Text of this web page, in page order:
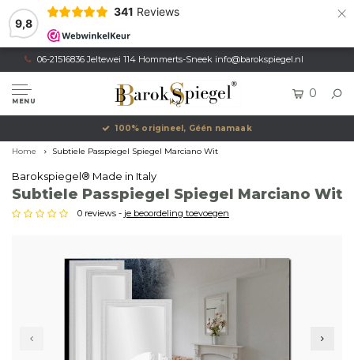
9,8
341 Reviews ×
06-21516836 Jeltewei 114 Hommerts-Sneek info@barokspiegel.nl
MENU
0
100% origineel, Géén namaak
Home Subtiele Passpiegel Spiegel Marciano Wit
Barokspiegel® Made in Italy
Subtiele Passpiegel Spiegel Marciano Wit
0 reviews - je beoordeling toevoegen